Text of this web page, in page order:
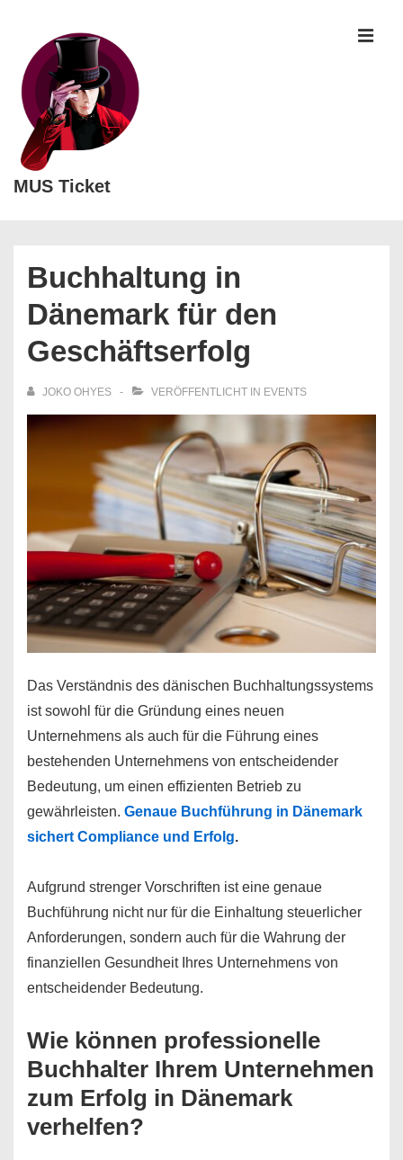
Inhalt
MUS Ticket
Buchhaltung in
Dänemark für den
Geschäftserfolg
JOKO OHYES VERÖFFENTLICHT IN EVENTS
Das Verständnis des dänischen Buchhaltungssystems
ist sowohl für die Gründung eines neuen
Unternehmens als auch für die Führung eines
bestehenden Unternehmens von entscheidender
Bedeutung, um einen effizienten Betrieb zu
gewährleisten. Genaue Buchführung in Dänemark
sichert Compliance und Erfolg.
Aufgrund strenger Vorschriften ist eine genaue
Buchführung nicht nur für die Einhaltung steuerlicher
Anforderungen, sondern auch für die Wahrung der
finanziellen Gesundheit Ihres Unternehmens von
entscheidender Bedeutung.
Wie können professionelle
Buchhalter Ihrem Unternehmen
zum Erfolg in Dänemark
verhelfen?